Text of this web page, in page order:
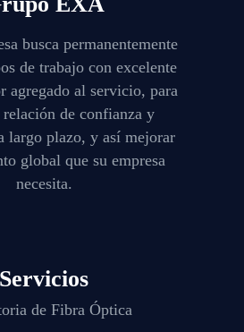
busca permanentemente
de trabajo con excelente
agregado al servicio, para
de confianza y
largo plazo, y así mejorar
global que su empresa
necesita.
Servicios
de Fibra Óptica